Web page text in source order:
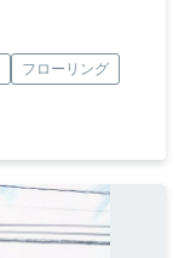
フローリング